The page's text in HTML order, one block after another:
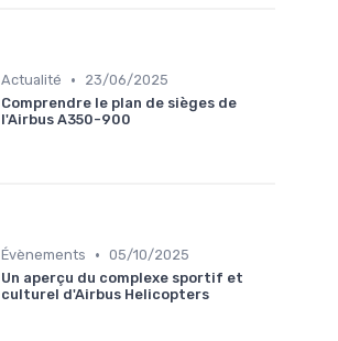
Actualité •
23/06/2025
Comprendre le plan de sièges de
l'Airbus A350-900
Évènements • 05/10/2025
Un aperçu du complexe sportif et
culturel d'Airbus Helicopters